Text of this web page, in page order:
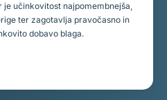
učinkovitost najpomembnejša,
ter zagotavlja pravočasno in
dobavo blaga.